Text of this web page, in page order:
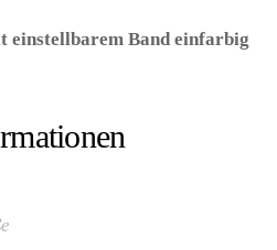
einstellbarem Band einfarbig